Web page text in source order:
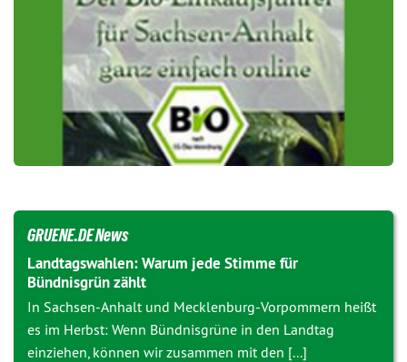
GRUENE.DE News
Landtagswahlen: Warum jede Stimme für
Bündnisgrün zählt
In Sachsen-Anhalt und Mecklenburg-Vorpommern heißt
es im Herbst: Wenn Bündnisgrüne in den Landtag
einziehen, können wir zusammen mit den [...]